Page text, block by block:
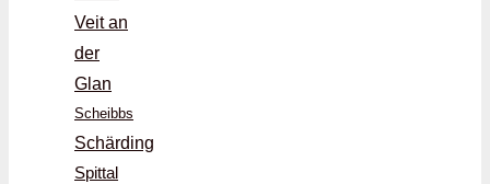
Veit an
der
Glan
Scheibbs
Schärding
Spittal